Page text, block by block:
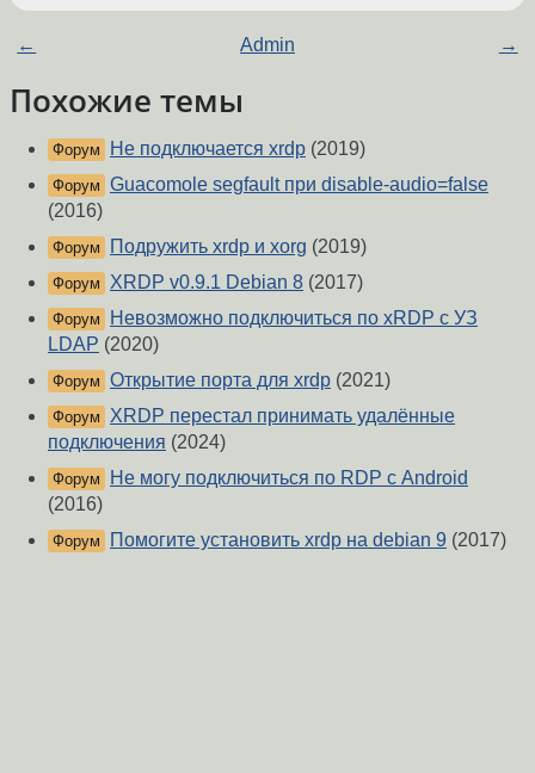
← Admin →
Похожие темы
Форум Не подключается xrdp (2019)
Форум Guacomole segfault при disable-audio=false
(2016)
Форум Подружить xrdp и xorg (2019)
Форум XRDP v0.9.1 Debian 8 (2017)
Форум
Невозможно подключиться по xRDP с УЗ
LDAP (2020)
Форум Открытие порта для xrdp (2021)
Форум
XRDP перестал принимать удалённые
подключения (2024)
Форум
Не могу подключиться по RDP с Android
(2016)
Форум Помогите установить xrdp на debian 9 (2017)